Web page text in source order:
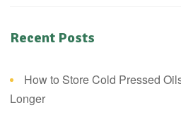
Recent Posts
How to Store Cold Pressed
Longer